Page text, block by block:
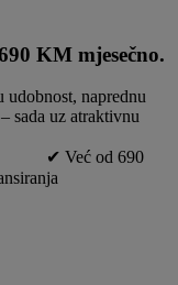
KM mjesečno.
naprednu
sada uz atraktivnu
690